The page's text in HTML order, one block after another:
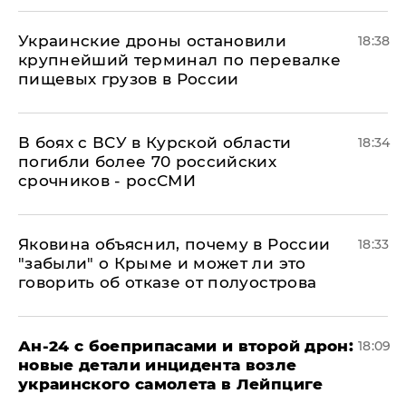
Украинские дроны остановили
крупнейший терминал по перевалке
пищевых грузов в России
18:38
В боях с ВСУ в Курской области
погибли более 70 российских
срочников - росСМИ
18:34
Яковина объяснил, почему в России
"забыли" о Крыме и может ли это
говорить об отказе от полуострова
18:33
Ан-24 с боеприпасами и второй дрон:
новые детали инцидента возле
украинского самолета в Лейпциге
18:09